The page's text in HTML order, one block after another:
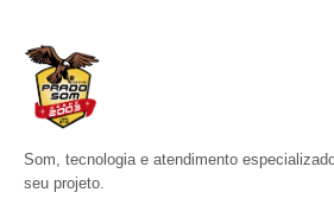
Som, tecnologia e atendimento
seu projeto.